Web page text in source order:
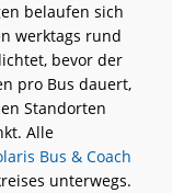
belaufen sich
werktags rund
bevor der
pro Bus dauert,
Standorten
Alle
Bus & Coach
unterwegs.